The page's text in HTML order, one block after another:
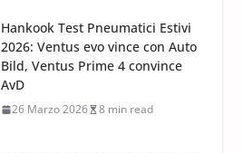
Test Gomme 2026 Tyre Reviews:
i Migliori pneumatici estivi
sportivi a confronto